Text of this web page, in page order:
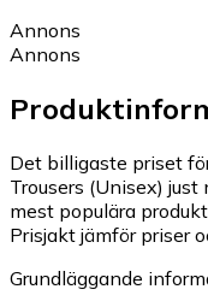
Annons
Annons
Det billigaste priset
Trousers (Unisex) just
mest populära
Prisjakt jämför priser
Grundläggande